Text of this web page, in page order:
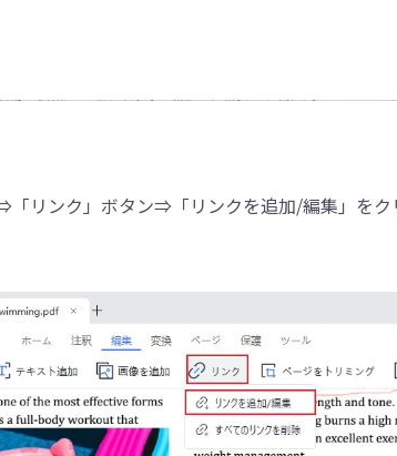
リンク」ボタン⇒「リンクを追加/編集」をク